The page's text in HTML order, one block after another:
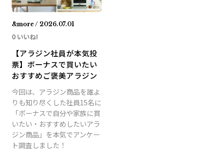
&more / 2026.07.01
0 いいね!
【アラジン社員が本気投
票】ボーナスで買いたい
おすすめご褒美アラジン
今回は、アラジン商品を誰よ
りも知り尽くした社員15名に
「ボーナスで自分や家族に買
いたい・おすすめしたいアラ
ジン商品」を本気でアンケー
ト調査しました！